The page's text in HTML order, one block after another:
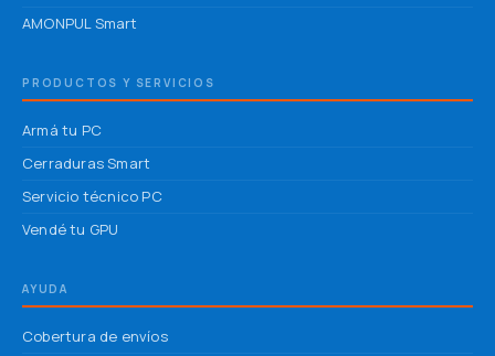
AMONPUL Smart
PRODUCTOS Y SERVICIOS
Armá tu PC
Cerraduras Smart
Servicio técnico PC
Vendé tu GPU
AYUDA
Cobertura de envíos